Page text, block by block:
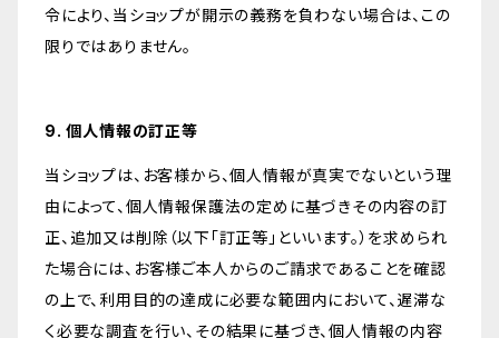
令により、当ショップが開示の義務を負わない場合は、この
限りではありません。
9. 個人情報の訂正等
当ショップは、お客様から、個人情報が真実でないという理
由によって、個人情報保護法の定めに基づきその内容の訂
正、追加又は削除（以下「訂正等」といいます。）を求められ
た場合には、お客様ご本人からのご請求であることを確認
の上で、利用目的の達成に必要な範囲内において、遅滞な
く必要な調査を行い、その結果に基づき、個人情報の内容